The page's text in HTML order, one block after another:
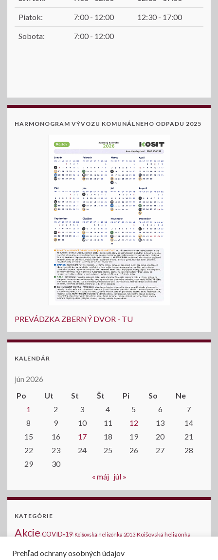
Piatok: 7:00 - 12:00 12:30 - 17:00
Sobota: 7:00 - 12:00
HARMONOGRAM VÝVOZU KOMUNÁLNEHO ODPADU 2025
PREVÁDZKA ZBERNÝ DVOR - TU
KALENDÁR
jún 2026
Po
Ut St Št Pi So
Ne
1
2 3 4 5 6
7
8
9 10 11 12 13
14
15
16 17 18 19 20
21
22
23 24 25 26 27
28
29
30
« máj júl »
KATEGÓRIE
Akcie COVID-19 Kojšovská heligónka 2013 Kojšovská heligónka
Prehľad ochrany osobných údajov